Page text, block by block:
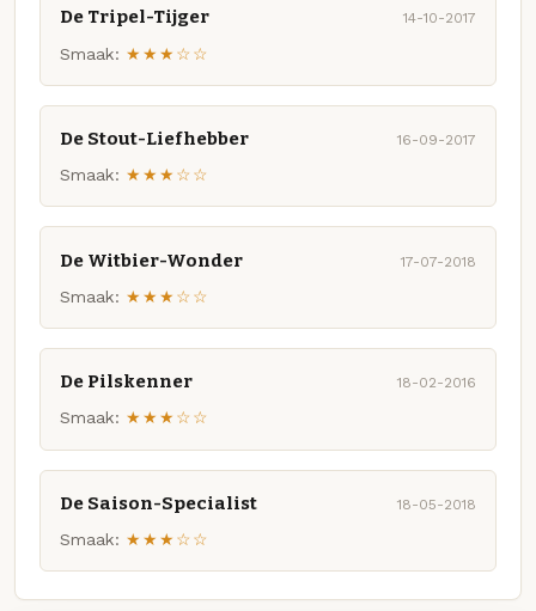
De Tripel-Tijger 14-10-2017
Smaak: ★★★☆☆
De Stout-Liefhebber 16-09-2017
Smaak: ★★★☆☆
De Witbier-Wonder 17-07-2018
Smaak: ★★★☆☆
De Pilskenner 18-02-2016
Smaak: ★★★☆☆
De Saison-Specialist 18-05-2018
Smaak: ★★★☆☆